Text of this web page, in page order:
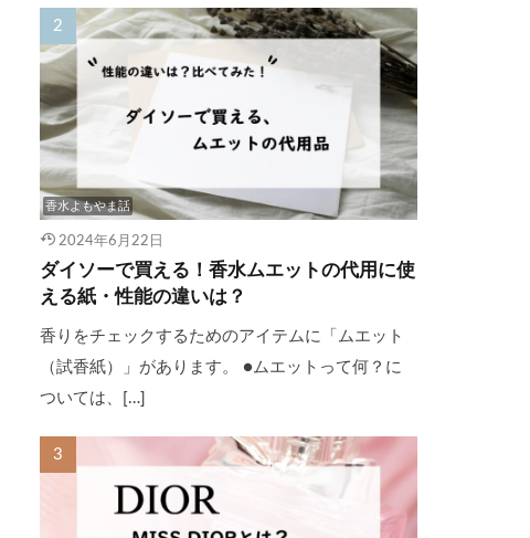
香水よもやま話
2024年6月22日
ダイソーで買える！香水ムエットの代用に使
える紙・性能の違いは？
香りをチェックするためのアイテムに「ムエット
（試香紙）」があります。 ●ムエットって何？に
ついては、[…]